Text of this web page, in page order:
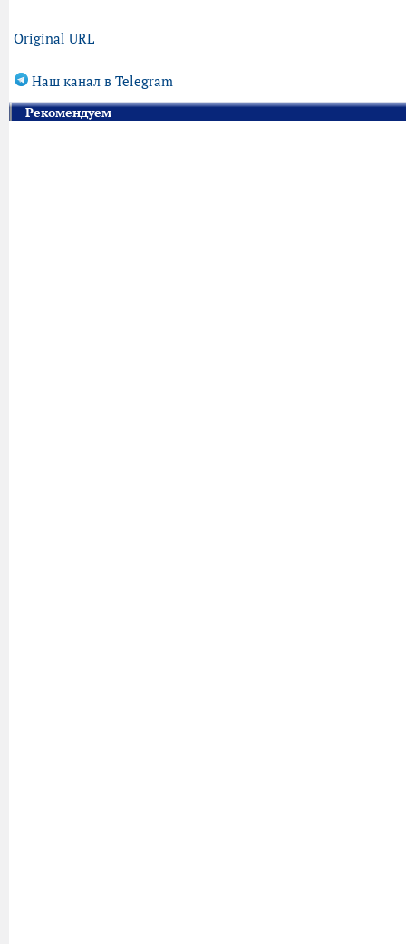
Original URL
Наш канал в Telegram
Рекомендуем